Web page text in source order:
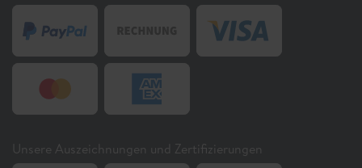
Unsere Auszeichnungen und Zertifizierungen